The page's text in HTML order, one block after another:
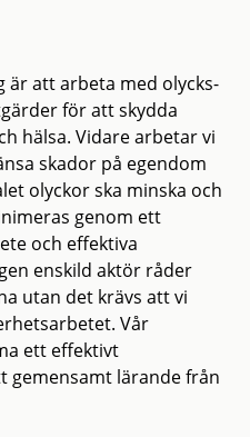
är att arbeta med olycks-
för att skydda
hälsa. Vidare arbetar vi
skador på egendom
olyckor ska minska och
genom ett
och effektiva
enskild aktör råder
utan det krävs att vi
Vår
ett effektivt
gemensamt lärande från